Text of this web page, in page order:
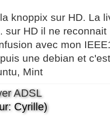
knoppix sur HD. La
sur HD il ne
avec mon
une debian et
Mint
ADSL
Cyrille)